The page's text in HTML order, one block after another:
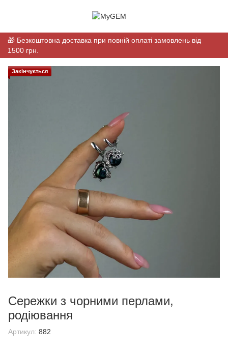
🎁 Безкоштовна доставка при повній оплаті замовлень від
1500 грн.
Закінчується
Сережки з чорними перлами,
родіювання
Артикул: 882